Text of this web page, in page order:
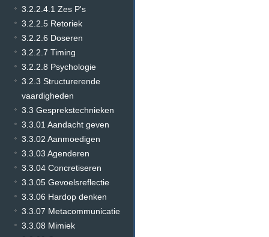
3.2.2.4.1 Zes P's
3.2.2.5 Retoriek
3.2.2.6 Doseren
3.2.2.7 Timing
3.2.2.8 Psychologie
3.2.3 Structurerende
vaardigheden
3.3 Gesprekstechnieken
3.3.01 Aandacht geven
3.3.02 Aanmoedigen
3.3.03 Agenderen
3.3.04 Concretiseren
3.3.05 Gevoelsreflectie
3.3.06 Hardop denken
3.3.07 Metacommunicatie
3.3.08 Mimiek